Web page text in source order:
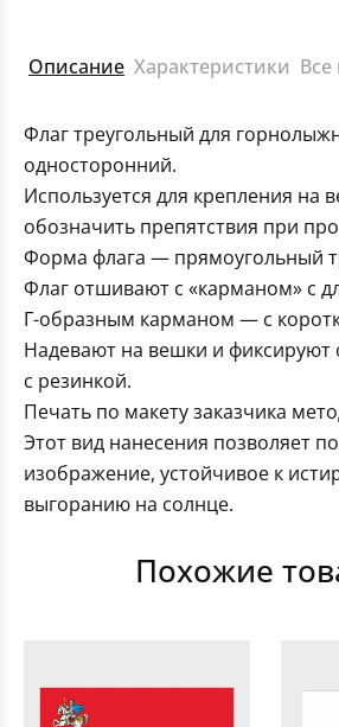
Описание Характеристики
Флаг треугольный для
односторонний.
Используется для крепления на
обозначить препятствия при
Форма флага — прямоугольный
Флаг отшивают с «карманом» с
Г-образным карманом — с
Надевают на вешки и
с резинкой.
Печать по макету заказчика
Этот вид нанесения позволяет
изображение, устойчивое к
выгоранию на солнце.
Похожие